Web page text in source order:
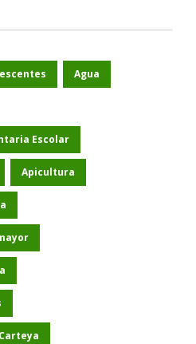
Agua
Escolar
Apicultura